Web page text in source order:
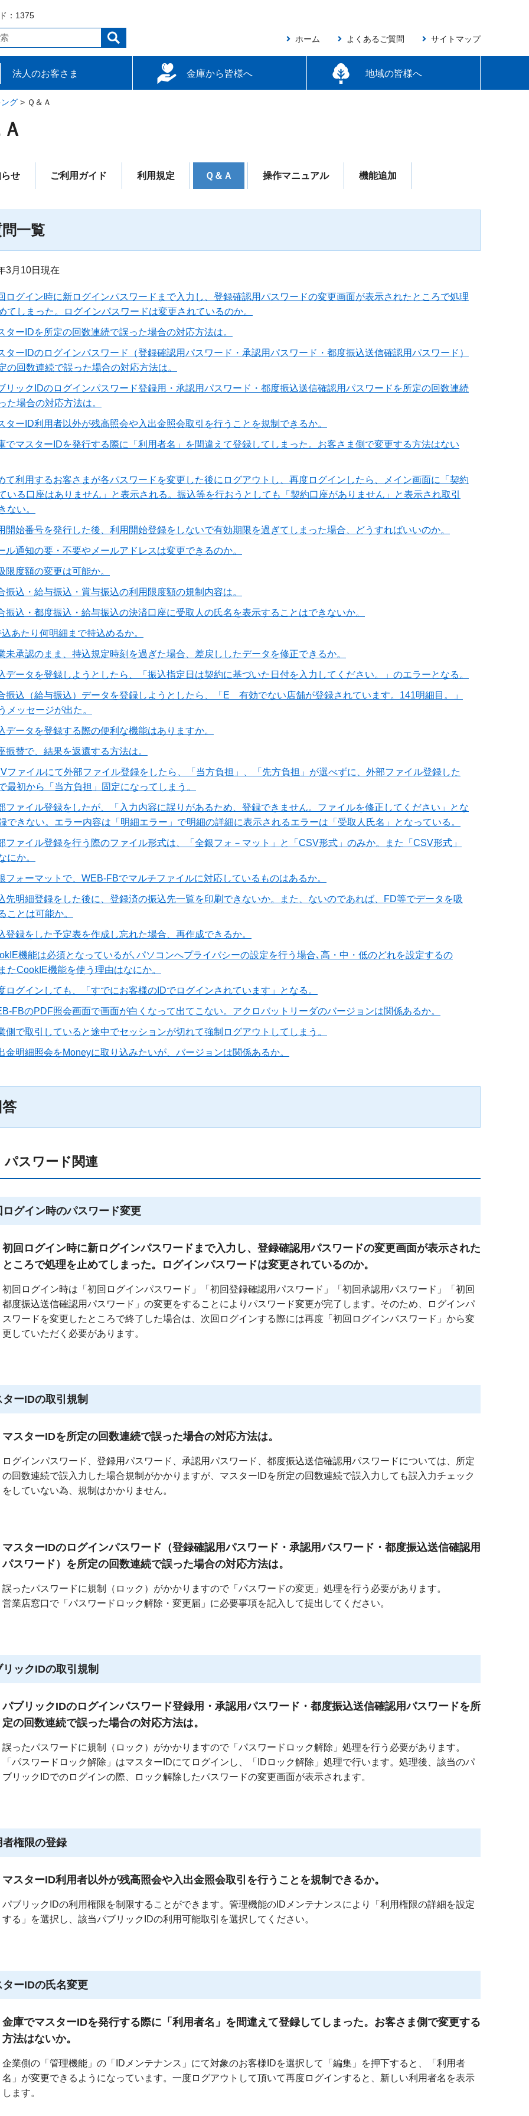
：1375
ホーム よくあるご質問 サイトマップ
法人のお客さま
い方
金庫から皆様へ 地域の皆様へ
グ > Ｑ＆Ａ
せ ご利用ガイド 利用規定 Ｑ＆Ａ 操作マニュアル 機能追加
一覧
3月10日現在
ログイン時に新ログインパスワードまで入力し、登録確認用パスワードの変更画面が表示されたところで処理
てしまった。ログインパスワードは変更されているのか。
ターIDを所定の回数連続で誤った場合の対応方法は。
ターIDのログインパスワード（登録確認用パスワード・承認用パスワード・都度振込送信確認用パスワード）
の回数連続で誤った場合の対応方法は。
リックIDのログインパスワード登録用・承認用パスワード・都度振込送信確認用パスワードを所定の回数連続
た場合の対応方法は。
ターID利用者以外が残高照会や入出金照会取引を行うことを規制できるか。
でマスターIDを発行する際に「利用者名」を間違えて登録してしまった。お客さま側で変更する方法はない
て利用するお客さまが各パスワードを変更した後にログアウトし、再度ログインしたら、メイン画面に「契約
いる口座はありません」と表示される。振込等を行おうとしても「契約口座がありません」と表示され取引
ない。
開始番号を発行した後、利用開始登録をしないで有効期限を過ぎてしまった場合、どうすればいいのか。
ル通知の要・不要やメールアドレスは変更できるのか。
限度額の変更は可能か。
振込・給与振込・賞与振込の利用限度額の規制内容は。
振込・都度振込・給与振込の決済口座に受取人の氏名を表示することはできないか。
あたり何明細まで持込めるか。
未承認のまま、持込規定時刻を過ぎた場合、差戻ししたデータを修正できるか。
データを登録しようとしたら、「振込指定日は契約に基づいた日付を入力してください。」のエラーとなる。
振込（給与振込）データを登録しようとしたら、「E 有効でない店舗が登録されています。141明細目。」
メッセージが出た。
データを登録する際の便利な機能はありますか。
振替で、結果を返還する方法は。
ファイルにて外部ファイル登録をしたら、「当方負担」、「先方負担」が選べずに、外部ファイル登録した
最初から「当方負担」固定になってしまう。
ファイル登録をしたが、「入力内容に誤りがあるため、登録できません。ファイルを修正してください」とな
できない。エラー内容は「明細エラー」で明細の詳細に表示されるエラーは「受取人氏名」となっている。
ファイル登録を行う際のファイル形式は、「全銀フォ－マット」と「CSV形式」のみか。また「CSV形式」
にか。
フォーマットで、WEB-FBでマルチファイルに対応しているものはあるか。
先明細登録をした後に、登録済の振込先一覧を印刷できないか。また、ないのであれば、FD等でデータを吸
ことは可能か。
登録をした予定表を作成し忘れた場合、再作成できるか。
機能は必須となっているが､パソコンへプライバシーの設定を行う場合､高・中・低のどれを設定するの
たCookIE機能を使う理由はなにか。
ログインしても、「すでにお客様のIDでログインされています」となる。
FBのPDF照会画面で画面が白くなって出てこない。アクロバットリーダのバージョンは関係あるか。
側で取引していると途中でセッションが切れて強制ログアウトしてしまう。
金明細照会をMoneyに取り込みたいが、バージョンは関係あるか。
パスワード関連
ログイン時のパスワード変更
初回ログイン時に新ログインパスワードまで入力し、登録確認用パスワードの変更画面が表示された
ところで処理を止めてしまった。ログインパスワードは変更されているのか。
初回ログイン時は「初回ログインパスワード」「初回登録確認用パスワード」「初回承認用パスワード」「初回
都度振込送信確認用パスワード」の変更をすることによりパスワード変更が完了します。そのため、ログインパ
スワードを変更したところで終了した場合は、次回ログインする際には再度「初回ログインパスワード」から変
更していただく必要があります。
ターIDの取引規制
マスターIDを所定の回数連続で誤った場合の対応方法は。
ログインパスワード、登録用パスワード、承認用パスワード、都度振込送信確認用パスワードについては、所定
の回数連続で誤入力した場合規制がかかりますが、マスターIDを所定の回数連続で誤入力しても誤入力チェック
をしていない為、規制はかかりません。
マスターIDのログインパスワード（登録確認用パスワード・承認用パスワード・都度振込送信確認用
パスワード）を所定の回数連続で誤った場合の対応方法は。
誤ったパスワードに規制（ロック）がかかりますので「パスワードの変更」処理を行う必要があります。
営業店窓口で「パスワードロック解除・変更届」に必要事項を記入して提出してください。
リックIDの取引規制
パブリックIDのログインパスワード登録用・承認用パスワード・都度振込送信確認用パスワードを所
定の回数連続で誤った場合の対応方法は。
誤ったパスワードに規制（ロック）がかかりますので「パスワードロック解除」処理を行う必要があります。
「パスワードロック解除」はマスターIDにてログインし、「IDロック解除」処理で行います。処理後、該当のパ
ブリックIDでのログインの際、ロック解除したパスワードの変更画面が表示されます。
者権限の登録
マスターID利用者以外が残高照会や入出金照会取引を行うことを規制できるか。
パブリックIDの利用権限を制限することができます。管理機能のIDメンテナンスにより「利用権限の詳細を設定
する」を選択し、該当パブリックIDの利用可能取引を選択してください。
ターIDの氏名変更
金庫でマスターIDを発行する際に「利用者名」を間違えて登録してしまった。お客さま側で変更する
方法はないか。
企業側の「管理機能」の「IDメンテナンス」にて対象のお客様IDを選択して「編集」を押下すると、「利用者
名」が変更できるようになっています。一度ログアウトして頂いて再度ログインすると、新しい利用者名を表示
します。